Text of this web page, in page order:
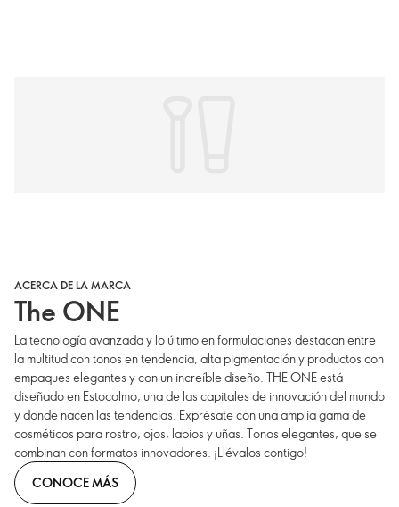
ACERCA DE LA MARCA
The ONE
La tecnología avanzada y lo último en formulaciones destacan entre
la multitud con tonos en tendencia, alta pigmentación y productos con
empaques elegantes y con un increíble diseño. THE ONE está
diseñado en Estocolmo, una de las capitales de innovación del mundo
y donde nacen las tendencias. Exprésate con una amplia gama de
cosméticos para rostro, ojos, labios y uñas. Tonos elegantes, que se
combinan con formatos innovadores. ¡Llévalos contigo!
CONOCE MÁS